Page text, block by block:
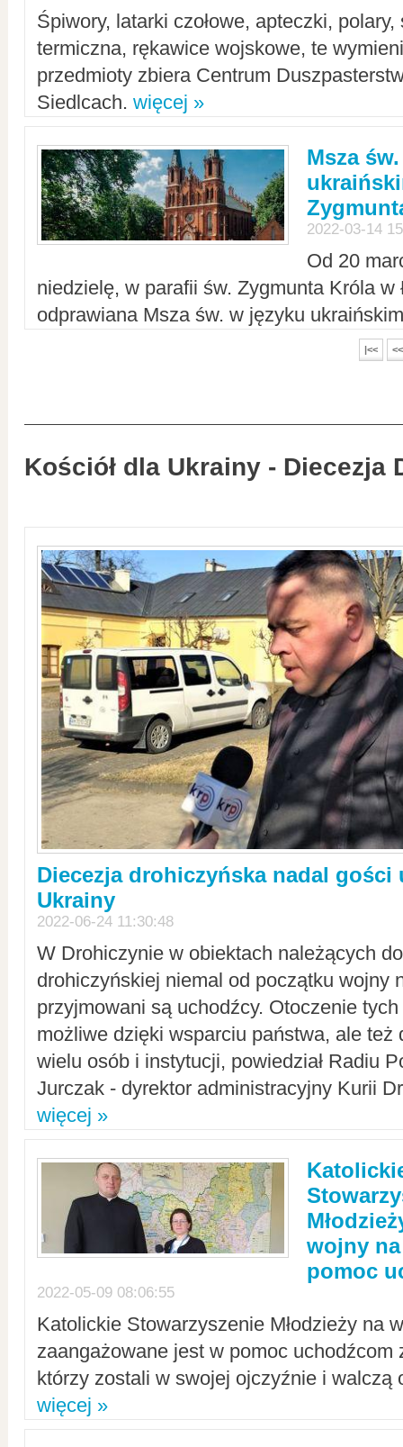
Śpiwory, latarki czołowe, apteczki,
termiczna, rękawice wojskowe, te
przedmioty zbiera Centrum
Siedlcach. więcej »
Msza
2022-03-14
Od 20
niedzielę, w parafii św. Zygmunta Króla w
odprawiana Msza św. w języku
|<< <<
Kościół dla Ukrainy - Diecezja
Diecezja drohiczyńska nadal gości
Ukrainy
2022-06-24 11:30:48
W Drohiczynie w obiektach należących
drohiczyńskiej niemal od początku wojny
przyjmowani są uchodźcy. Otoczenie
możliwe dzięki wsparciu państwa, ale też
wielu osób i instytucji, powiedział Radiu
Jurczak - dyrektor administracyjny Kurii
więcej »
wojny
pomoc
2022-05-09 08:06:55
Katolickie Stowarzyszenie Młodzieży na
zaangażowane jest w pomoc uchodźcom
którzy zostali w swojej ojczyźnie i walczą
więcej »